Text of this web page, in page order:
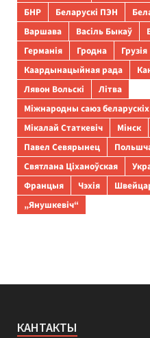
БНР
Беларускі ПЭН
Варшава
Васіль Быкаў
Германія
Гродна Грузія
Каардынацыйная рада
Лявон Вольскі
Літва
Міжнародны саюз
Мікалай Статкевіч
Мінск
Павел Севярынец
Святлана Ціханоўская
Францыя
Чэхія
„Янушкевіч“
КАНТАКТЫ